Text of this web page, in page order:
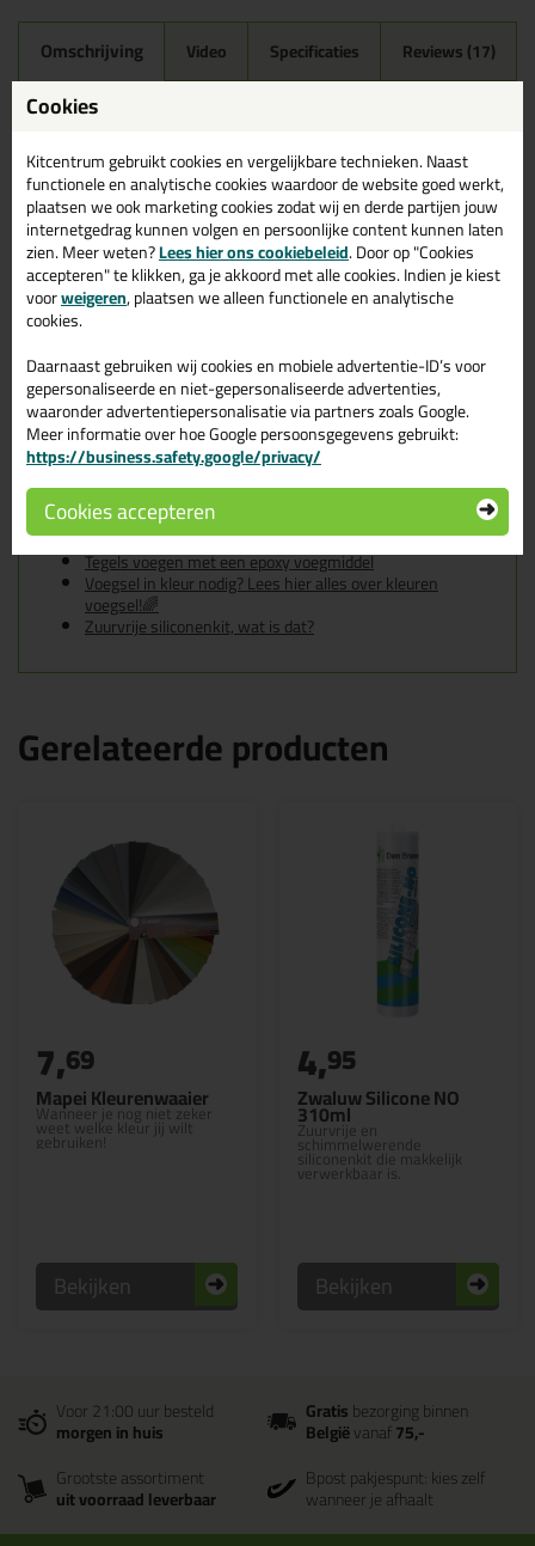
Omschrijving Video Specificaties Reviews (17)
Mapei Mapesil AC 310ml in
131 - Vanille
Zoek je Mapei Mapesil AC 310ml in een specifieke kleur?
Gevonden! Deze Mapei Mapesil AC 310ml in de kleur 131 - Vanille
is te gebruiken voor verschillende toepassingen. Een
professioneel en hoogwaardig product welke makkelijk te
gebruiken is. Bestel de Mapei Mapesil AC 310ml in de kleur 131 -
Vanille vandaag nog! Op voorraad en op werkdagen besteld =
morgen in huis.
Wil je meer weten over de toepassing en kenmerken van dit
product?Lees alles over dit product >
Tips & tricks voor Mapei Mapesil AC
310ml
In de volgende blogs wordt dit product gebruikt:
Tegels kitten? Zo doe je dat!
Tegels voegen met cementgebonden voegmiddel
Tegels voegen met een epoxy voegmiddel
Voegsel in kleur nodig? Lees hier alles over kleuren
voegsel!🌈
Zuurvrije siliconenkit, wat is dat?
Gerelateerde producten
Mapei Kleurenwaaier
Wanneer je nog niet zeker
weet welke kleur jij wilt
gebruiken!
7,69
Bekijken
Zwaluw Silicone NO
310ml
Zuurvrije en
schimmelwerende
siliconenkit die makkelijk
verwerkbaar is.
4,95
Bekijken
Voor 21:00 uur besteld
morgen in huis
Gratisbezorging binnen
Belgiëvanaf75,-
Grootste assortiment
uit voorraad leverbaar
Bpost pakjespunt: kies zelf
wanneer je afhaalt
Cookies
Kitcentrum gebruikt cookies en vergelijkbare technieken. Naast
functionele en analytische cookies waardoor de website goed werkt,
plaatsen we ook marketing cookies zodat wij en derde partijen jouw
internetgedrag kunnen volgen en persoonlijke content kunnen laten
zien. Meer weten?Lees hier ons cookiebeleid. Door op "Cookies
accepteren" te klikken, ga je akkoord met alle cookies. Indien je kiest
voorweigeren, plaatsen we alleen functionele en analytische
cookies.
Daarnaast gebruiken wij cookies en mobiele advertentie-ID’s voor
gepersonaliseerde en niet-gepersonaliseerde advertenties,
waaronder advertentiepersonalisatie via partners zoals Google.
Meer informatie over hoe Google persoonsgegevens gebruikt:
https://business.safety.google/privacy/
Cookies accepteren